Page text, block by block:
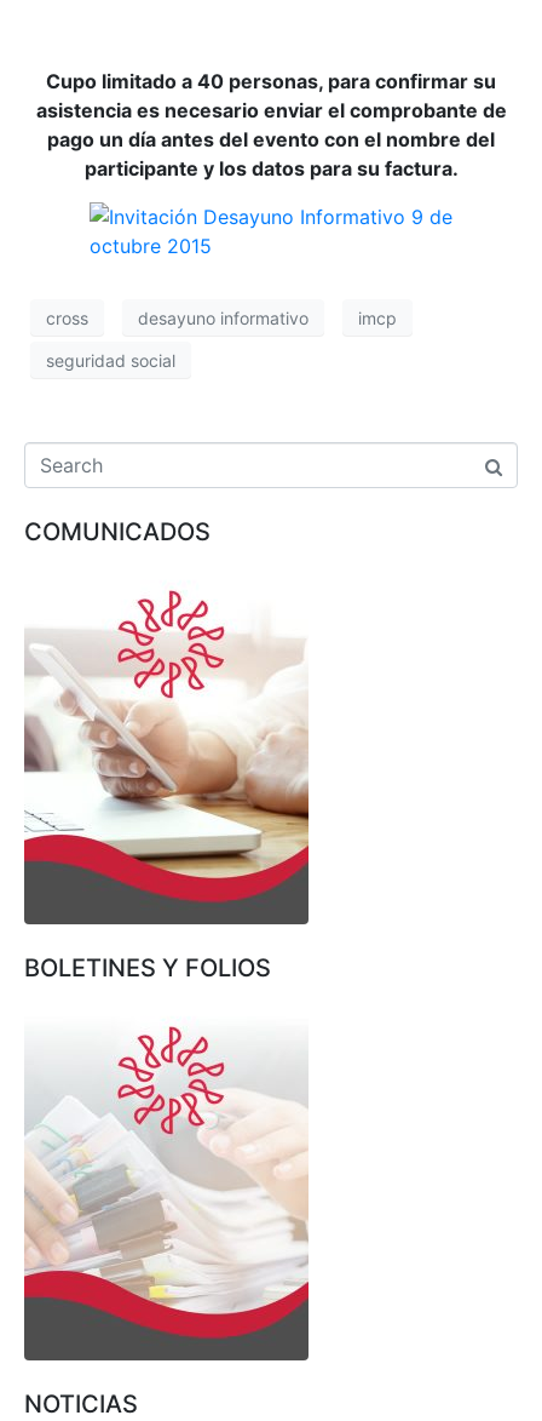
Cupo limitado a 40 personas, para confirmar su
asistencia es necesario enviar el comprobante de
pago un día antes del evento con el nombre del
participante y los datos para su factura.
cross desayuno informativo imcp
seguridad social
COMUNICADOS
BOLETINES Y FOLIOS
NOTICIAS